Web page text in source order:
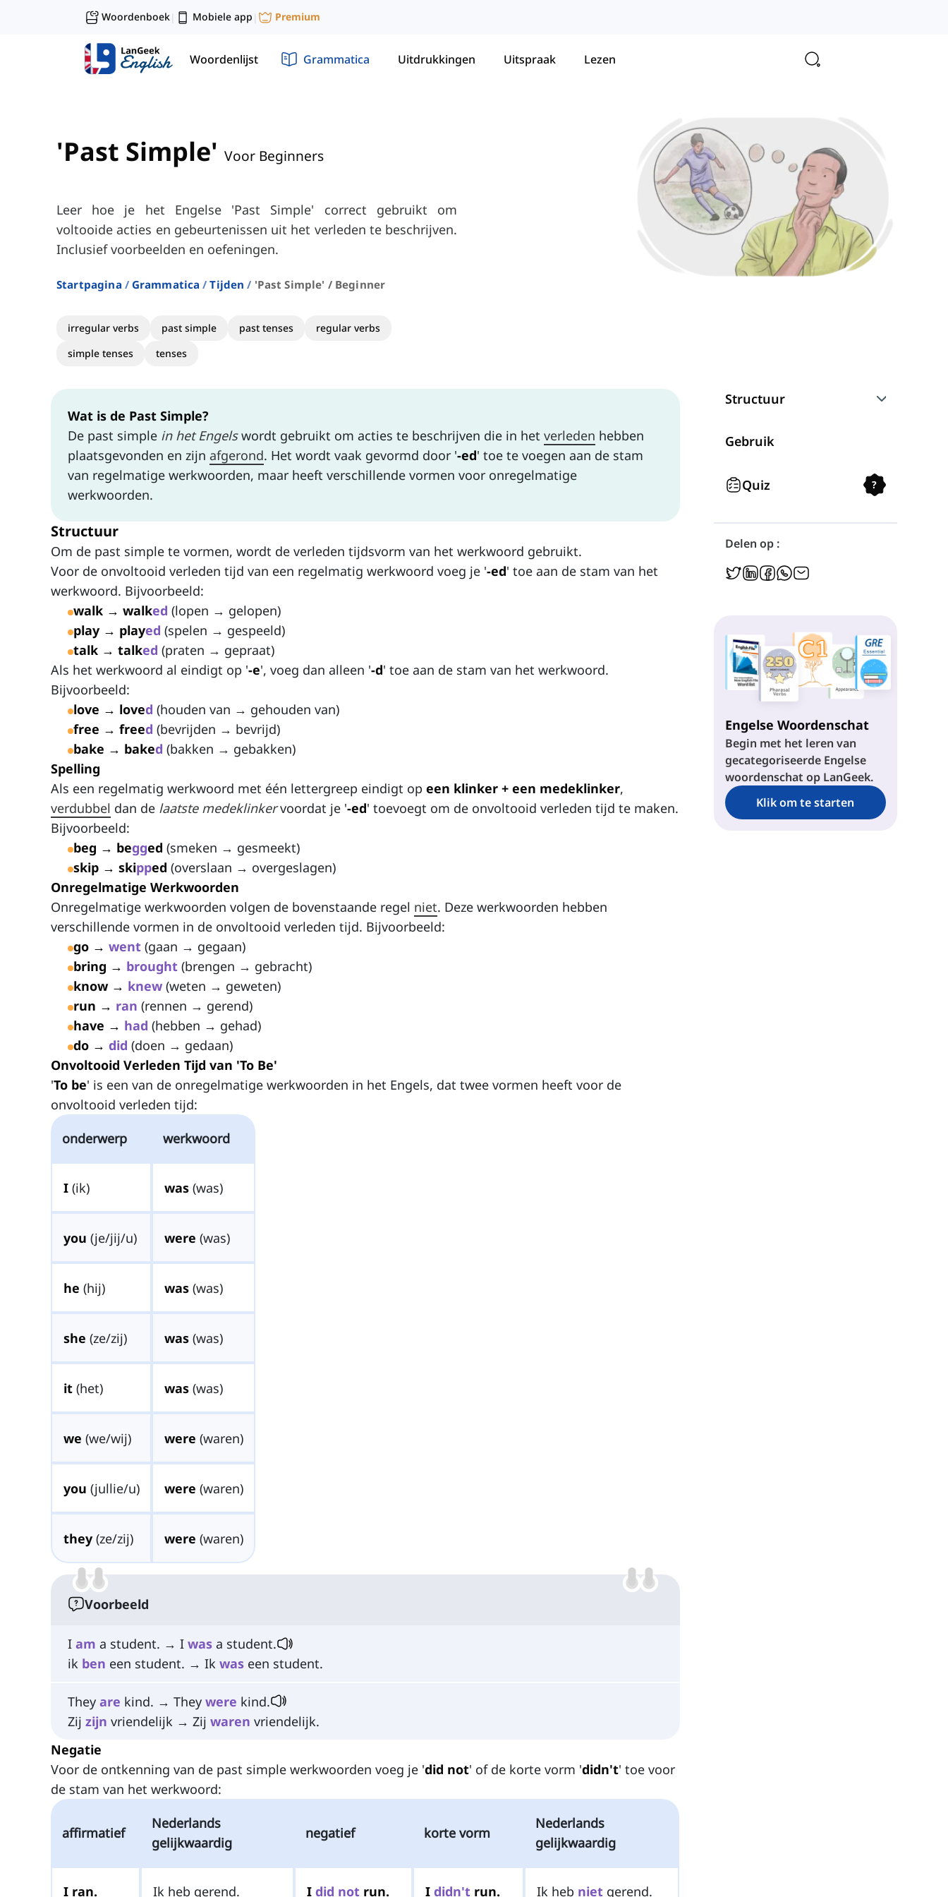
Woordenboek| Mobiele app | Premium
Woordenlijst Grammatica Uitdrukkingen Uitspraak Lezen
'Past Simple' Voor Beginners
Leer hoe je het Engelse 'Past Simple' correct gebruikt om
voltooide acties en gebeurtenissen uit het verleden te beschrijven.
Inclusief voorbeelden en oefeningen.
Startpagina Grammatica Tijden 'past Simple' / Beginner
irregular verbs past simple past tenses
regular verbs
simple tenses
tenses
Wat is de Past Simple?
De past simple in het Engelswordt gebruikt om acties te beschrijven die in het verleden hebben
plaatsgevonden en zijn afgerond. Het wordt vaak gevormd door '-ed' toe te voegen aan de stam
van regelmatige werkwoorden, maar heeft verschillende vormen voor onregelmatige
werkwoorden.
Structuur
Om de past simple te vormen, wordt de verleden tijdsvorm van het werkwoord gebruikt.
Voor de onvoltooid verleden tijd van een regelmatig werkwoord voeg je '-ed' toe aan de stam van het
werkwoord. Bijvoorbeeld:
walk → walked (lopen → gelopen)
play → played (spelen → gespeeld)
talk → talked (praten → gepraat)
Als het werkwoord al eindigt op '-e', voeg dan alleen '-d' toe aan de stam van het werkwoord.
Bijvoorbeeld:
love → loved (houden van → gehouden van)
free → freed (bevrijden → bevrijd)
bake → baked (bakken → gebakken)
Spelling
Als een regelmatig werkwoord met één lettergreep eindigt op een klinker + een medeklinker,
verdubbel dan de laatste medeklinkervoordat je '-ed' toevoegt om de onvoltooid verleden tijd te maken.
Bijvoorbeeld:
beg → begged (smeken → gesmeekt)
skip → skipped (overslaan → overgeslagen)
Onregelmatige Werkwoorden
Onregelmatige werkwoorden volgen de bovenstaande regel niet. Deze werkwoorden hebben
verschillende vormen in de onvoltooid verleden tijd. Bijvoorbeeld:
go → went (gaan → gegaan)
bring → brought (brengen → gebracht)
know → knew (weten → geweten)
run → ran (rennen → gerend)
have → had (hebben → gehad)
do → did (doen → gedaan)
Onvoltooid Verleden Tijd van 'To Be'
'To be' is een van de onregelmatige werkwoorden in het Engels, dat twee vormen heeft voor de
onvoltooid verleden tijd:
onderwerp
werkwoord
I(ik) was(was)
you (je/jij/u) were (was)
he (hij) was(was)
she (ze/zij) was(was)
it(het) was(was)
we (we/wij) were (waren)
you (jullie/u) were (waren)
they(ze/zij) were (waren)
Voorbeeld
I am a student. → I was a student.
ik ben een student. → Ik was een student.
They are kind. → They were kind.
Zij zijn vriendelijk → Zij waren vriendelijk.
Negatie
Voor de ontkenning van de past simple werkwoorden voeg je 'did not' of de korte vorm 'didn't' toe voor
de stam van het werkwoord:
affirmatief
Nederlands
gelijkwaardig
negatief korte vorm
Nederlands
gelijkwaardig
I ran. Ik heb gerend. I did notrun. I didn'trun. Ik heb nietgerend.
Structuur
Spelling
Onregelmatige Werkwoorden
Onvoltooid Verleden Tijd van 'To Be'
Gebruik
Quiz ?
Delen op :
Engelse Woordenschat
Begin met het leren van
gecategoriseerde Engelse
woordenschat op LanGeek.
Klik om te starten